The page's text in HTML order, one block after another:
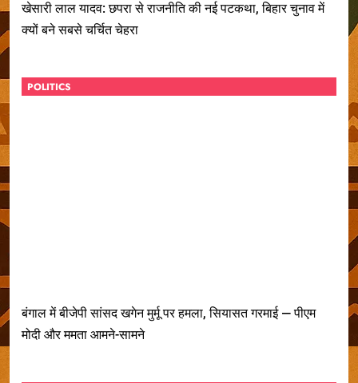
खेसारी लाल यादव: छपरा से राजनीति की नई पटकथा, बिहार चुनाव में
क्यों बने सबसे चर्चित चेहरा
POLITICS
बंगाल में बीजेपी सांसद खगेन मुर्मू पर हमला, सियासत गरमाई — पीएम
मोदी और ममता आमने-सामने